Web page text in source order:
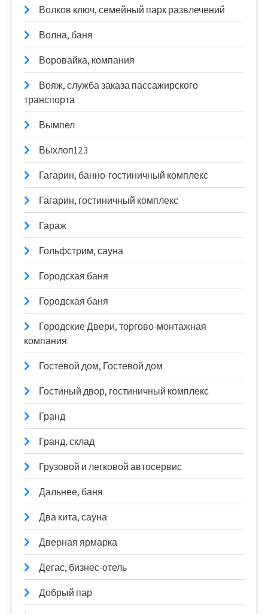
Волков ключ, семейный парк развлечений
Волна, баня
Воровайка, компания
Вояж, служба заказа пассажирского
транспорта
Вымпел
Выхлоп123
Гагарин, банно-гостиничный комплекс
Гагарин, гостиничный комплекс
Гараж
Гольфстрим, сауна
Городская баня
Городская баня
Городские Двери, торгово-монтажная
компания
Гостевой дом, Гостевой дом
Гостиный двор, гостиничный комплекс
Гранд
Гранд, склад
Грузовой и легковой автосервис
Дальнее, баня
Два кита, сауна
Дверная ярмарка
Дегас, бизнес-отель
Добрый пар